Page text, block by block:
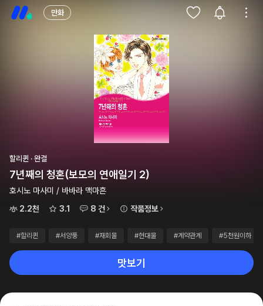
만화
할리퀸 · 완결
7년째의 청혼(보모의 연애일기 2)
호시노 마사미 / 바바라 맥마흔
2.2천
3.1 8 건 작품정보
#할리퀸 #서양풍 #재회물 #현대물 #계약관계 #5천원이하
맛보기